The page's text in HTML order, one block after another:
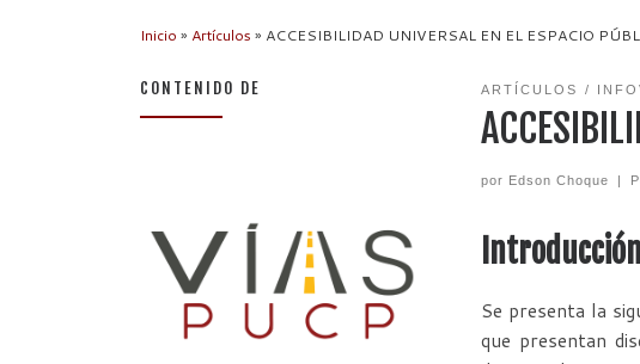
Inicio » Artículos » ACCESIBILIDAD UNIVERSAL EN EL ESPACIO
ARTÍCULOS
por Edson Choque
Se presenta la
que presentan
CONTENIDO DE